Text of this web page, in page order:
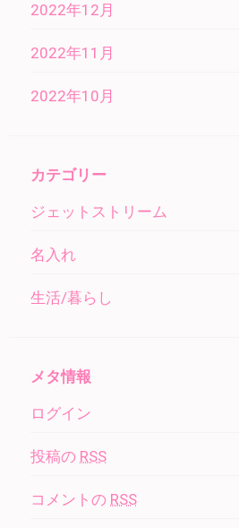
2022年12月
2022年11月
2022年10月
カテゴリー
ジェットストリーム
名入れ
生活/暮らし
メタ情報
ログイン
投稿の RSS
コメントの RSS